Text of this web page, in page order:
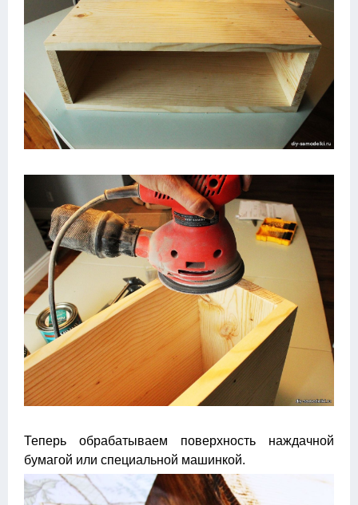
Теперь обрабатываем поверхность наждачной
бумагой или специальной машинкой.